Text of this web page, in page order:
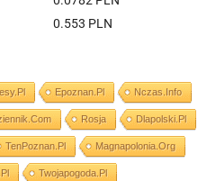
0.553 PLN
Epoznan.pl Nczas.info
Rosja Dlapolski.pl
TenPoznan.pl Magnapolonia.org
Twojapogoda.pl